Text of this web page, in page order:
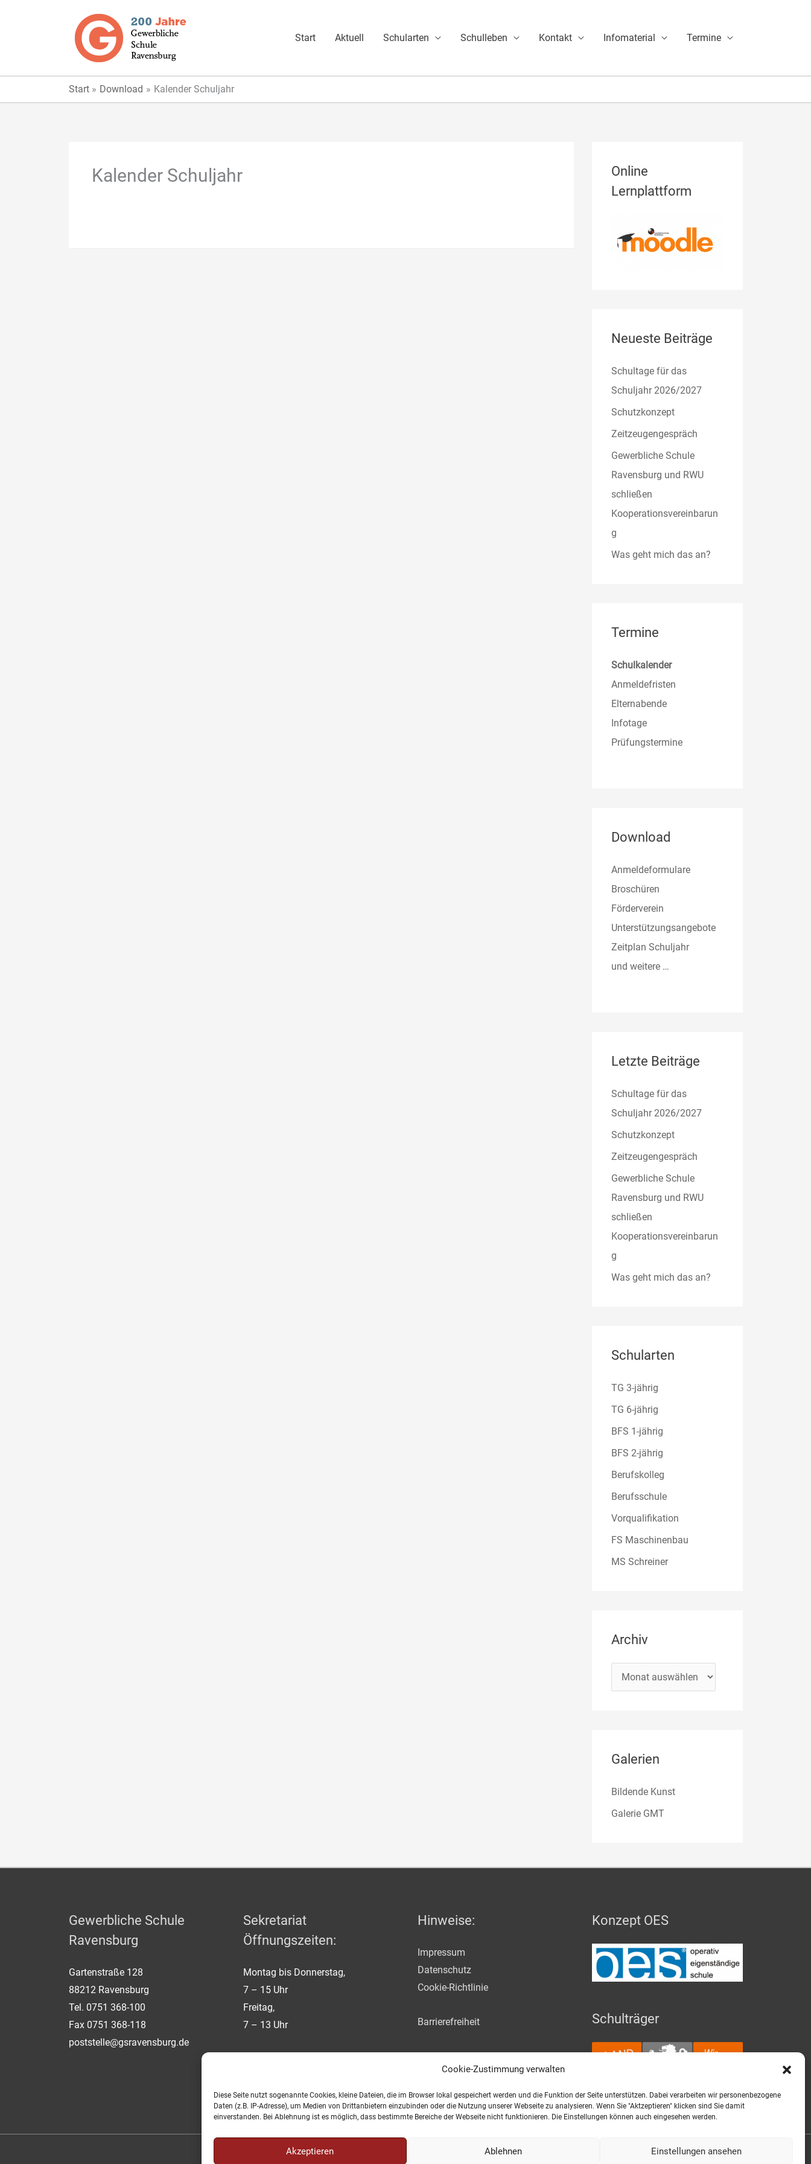
Cookie-Zustimmung verwalten
Diese Seite nutzt sogenannte Cookies, kleine Dateien, die im Browser lokal gespeichert werden und die Funktion der Seite unterstützen. Dabei verarbeiten wir personenbezogene
Daten (z.B. IP-Adresse), um Medien von Drittanbietern einzubinden oder die Nutzung unserer Webseite zu analysieren. Wenn Sie "Aktzeptieren" klicken sind Sie damit
einverstanden. Bei Ablehnung ist es möglich, dass bestimmte Bereiche der Webseite nicht funktionieren. Die Einstellungen können auch eingesehen werden.
Akzeptieren Ablehnen Einstellungen ansehen
Start Aktuell Schularten Schulleben Kontakt Infomaterial Termine
Start Download Kalender Schuljahr
Kalender Schuljahr
Online
Lernplattform
Neueste Beiträge
Schultage für das
Schuljahr 2026/2027
Schutzkonzept
Zeitzeugengespräch
Gewerbliche Schule
Ravensburg und RWU
schließen
Kooperationsvereinbarun
g
Was geht mich das an?
Termine
Schulkalender
Anmeldefristen
Elternabende
Infotage
Prüfungstermine
Download
Anmeldeformulare
Broschüren
Förderverein
Unterstützungsangebote
Zeitplan Schuljahr
und weitere …
Letzte Beiträge
Schultage für das
Schuljahr 2026/2027
Schutzkonzept
Zeitzeugengespräch
Gewerbliche Schule
Ravensburg und RWU
schließen
Kooperationsvereinbarun
g
Was geht mich das an?
Schularten
TG 3-jährig
TG 6-jährig
BFS 1-jährig
BFS 2-jährig
Berufskolleg
Berufsschule
Vorqualifikation
FS Maschinenbau
MS Schreiner
Archiv
r
c
Galerien
Bildende Kunst
Galerie GMT
Gewerbliche Schule
Ravensburg
Gartenstraße 128
88212 Ravensburg
Tel. 0751 368-100
Fax 0751 368-118
poststelle@gsravensburg.de
Sekretariat
Öffnungszeiten:
Montag bis Donnerstag,
7 – 15 Uhr
Freitag,
7 – 13 Uhr
Hinweise:
Impressum
Datenschutz
Cookie-Richtlinie
Barrierefreiheit
Konzept OES
Schulträger